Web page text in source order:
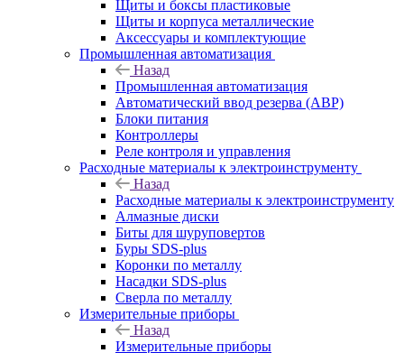
Щиты и боксы пластиковые
Щиты и корпуса металлические
Аксессуары и комплектующие
Промышленная автоматизация
Назад
Промышленная автоматизация
Автоматический ввод резерва (АВР)
Блоки питания
Контроллеры
Реле контроля и управления
Расходные материалы к электроинструменту
Назад
Расходные материалы к электроинструменту
Алмазные диски
Биты для шуруповертов
Буры SDS-plus
Коронки по металлу
Насадки SDS-plus
Сверла по металлу
Измерительные приборы
Назад
Измерительные приборы